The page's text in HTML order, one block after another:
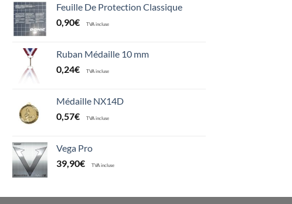
Feuille De Protection Classique
0,90€ TVA incluse
Ruban Médaille 10 mm
0,24€ TVA incluse
Médaille NX14D
0,57€ TVA incluse
Vega Pro
39,90€ TVA incluse